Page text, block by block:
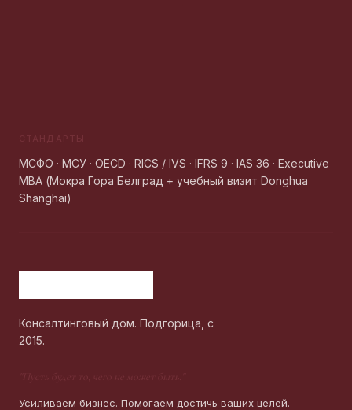
СТАНДАРТЫ
МСФО · МСУ · OECD · RICS / IVS · IFRS 9 · IAS 36 · Executive
MBA (Мокра Гора Белград + учебный визит Donghua
Shanghai)
Консалтинговый дом. Подгорица, с
2015.
Пусть будет то, чего не может быть.
Усиливаем бизнес. Помогаем достичь ваших целей.